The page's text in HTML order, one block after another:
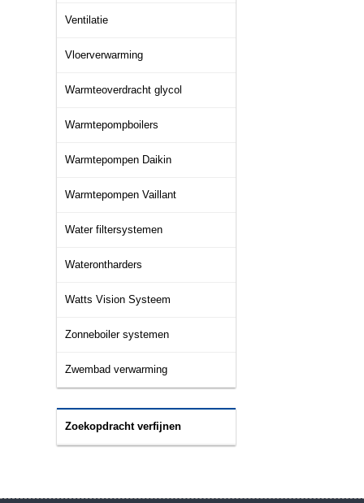
Ventilatie
Vloerverwarming
Warmteoverdracht glycol
Warmtepompboilers
Warmtepompen Daikin
Warmtepompen Vaillant
Water filtersystemen
Waterontharders
Watts Vision Systeem
Zonneboiler systemen
Zwembad verwarming
Zoekopdracht verfijnen